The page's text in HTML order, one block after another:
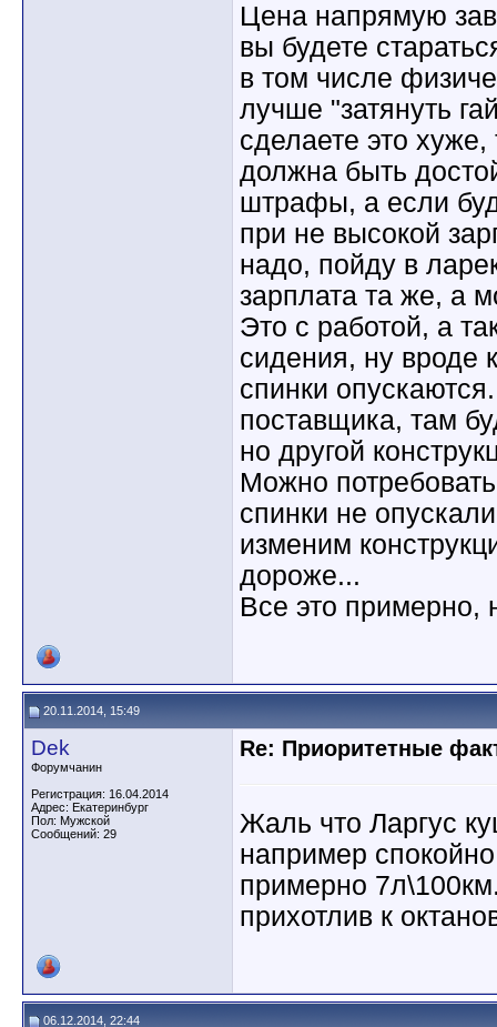
Цена напрямую
вы будете
в том числе
лучше "затянуть
сделаете это
должна быть
штрафы, а если
при не высокой
надо, пойду в
зарплата та же, а
Это с работой, а
сидения, ну вроде
спинки
поставщика, там
но другой
Можно
спинки не
изменим
дороже...
Все это
20.11.2014, 15:49
Dek
Форумчанин
Регистрация: 16.04.2014
Адрес: Екатеринбург
Пол: Мужской
Сообщений: 29
Re: Приоритетные
Жаль что Ларгус
например
примерно
прихотлив к
06.12.2014, 22:44